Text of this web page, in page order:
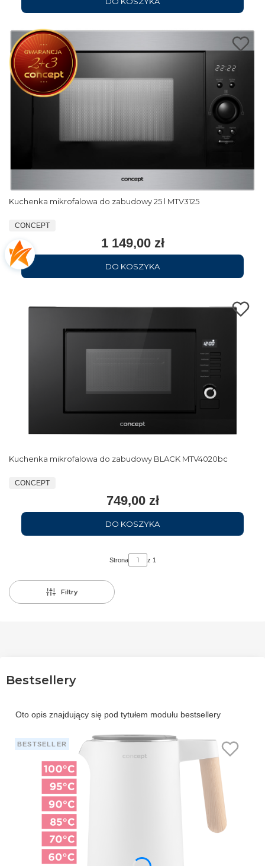
Kuchenka mikrofalowa do zabudowy 25 l MTV3125
CONCEPT
1 149,00 zł
DO KOSZYKA
Kuchenka mikrofalowa do zabudowy BLACK MTV4020bc
CONCEPT
749,00 zł
DO KOSZYKA
Strona z 1
Filtry
Bestsellery
Oto opis znajdujący się pod tytułem modułu bestsellery
BESTSELLER